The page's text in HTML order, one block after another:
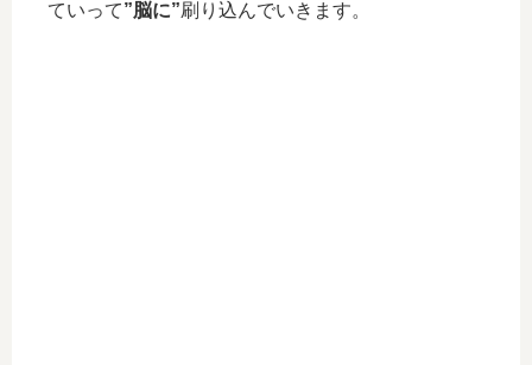
ていって”脳に”刷り込んでいきます。